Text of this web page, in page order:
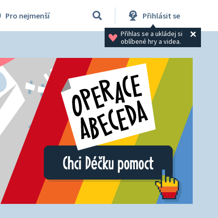
Pro nejmenší Přihlásit se
Přihlas se a ukládej si
oblíbené hry a videa.